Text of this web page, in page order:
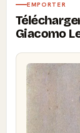
EMPORTER
Giacomo